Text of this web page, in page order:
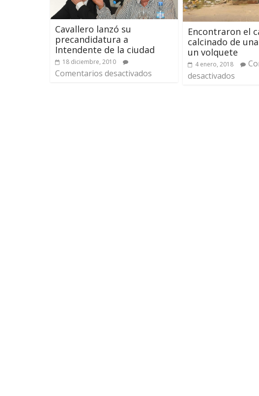
Cavallero lanzó su
precandidatura a
Intendente de la ciudad
18 diciembre, 2010
Comentarios desactivados
Encontraron el
calcinado de
un volquete
4 enero, 2018
desactivados